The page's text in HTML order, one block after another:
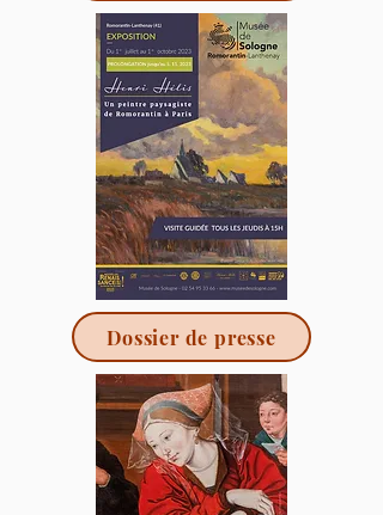
Dossier de presse